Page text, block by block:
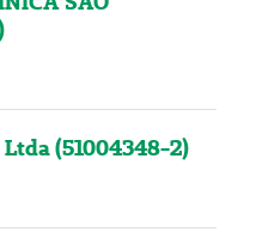
(51004348-2)